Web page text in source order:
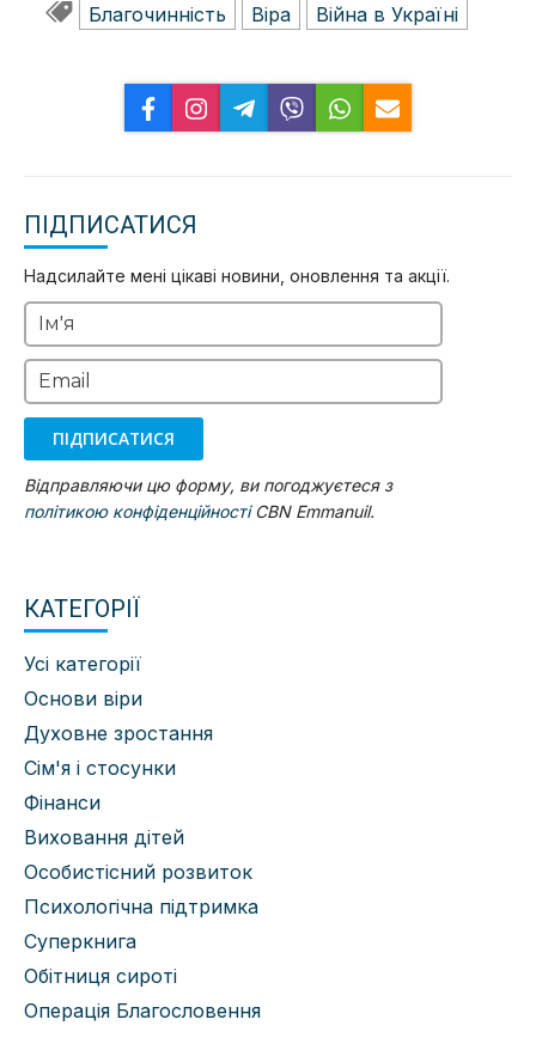
Благочинність Віра Війна в Україні
ПІДПИСАТИСЯ
Надсилайте мені цікаві новини, оновлення та акції.
Ім'я
Email
ПІДПИСАТИСЯ
Відправляючи цю форму, ви погоджуєтеся з
політикою конфіденційностіCBN Emmanuil.
КАТЕГОРІЇ
Усі категорії
Основи віри
Духовне зростання
Сім'я і стосунки
Фінанси
Виховання дітей
Особистісний розвиток
Психологічна підтримка
Суперкнига
Обітниця сироті
Операція Благословення